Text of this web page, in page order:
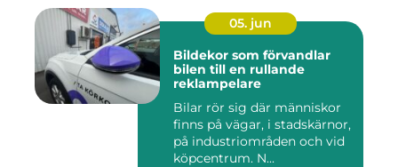
05. jun
Bildekor som förvandlar
bilen till en rullande
reklampelare
Bilar rör sig där människor
finns på vägar, i stadskärnor,
på industriområden och vid
köpcentrum. N...